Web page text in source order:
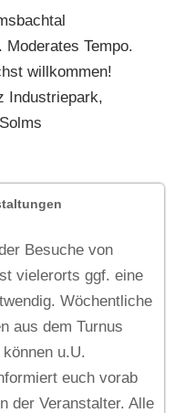
Tempo.
willkommen!
Industriepark,
Besuche von
vielerorts ggf. eine
Wöchentliche
aus dem Turnus
u.U.
euch vorab
der Veranstalter. Alle